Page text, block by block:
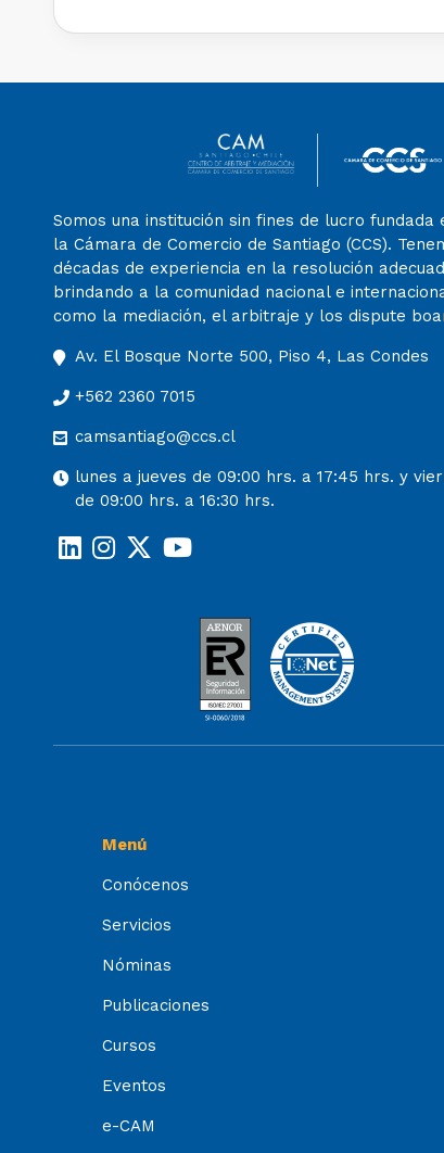
Somos una institución sin fines de lucro fundada
la Cámara de Comercio de Santiago (CCS).
décadas de experiencia en la resolución
brindando a la comunidad nacional e
como la mediación, el arbitraje y los dispute
Av. El Bosque Norte 500, Piso 4, Las Condes
+562 2360 7015
camsantiago@ccs.cl
lunes a jueves de 09:00 hrs. a 17:45 hrs. y
de 09:00 hrs. a 16:30 hrs.
Menú
Conócenos
Servicios
Nóminas
Publicaciones
Cursos
Eventos
e-CAM